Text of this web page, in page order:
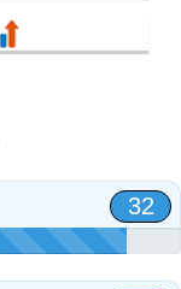
32